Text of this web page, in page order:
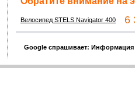
Велосипед STELS Navigator 400 6
Google спрашивает: